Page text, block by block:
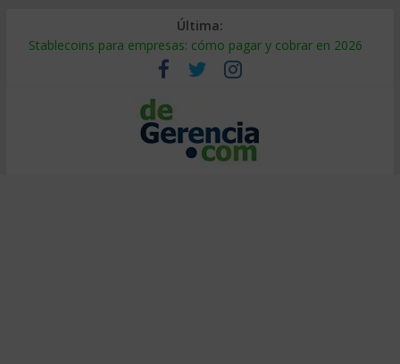
Última:
Stablecoins para empresas: cómo pagar y cobrar en 2026
Despido silencioso: qué es y por qué sale tan caro
IA en selección de personal: cómo auditarla a tiempo
Trabajo forzoso en la cadena de suministro: qué hacer
Mercado hispano de EE. UU.: cómo segmentarlo y venderle